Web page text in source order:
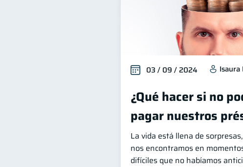
ahorro 1
03 / 09 / 2024
¿Qué hacer si no
pagar nuestros
La vida está llena de
nos encontramos en
difíciles que no habíamos